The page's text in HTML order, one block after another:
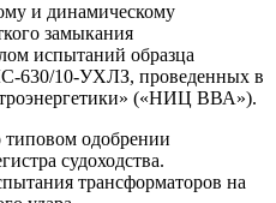
и динамическому
замыкания
испытаний образца
630/10-УХЛЗ, проведенных в
(«НИЦ ВВА»).
типовом одобрении
судоходства.
трансформаторов на